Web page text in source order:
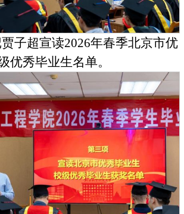
子超宣读2026年春季北京市优
优秀毕业生名单。